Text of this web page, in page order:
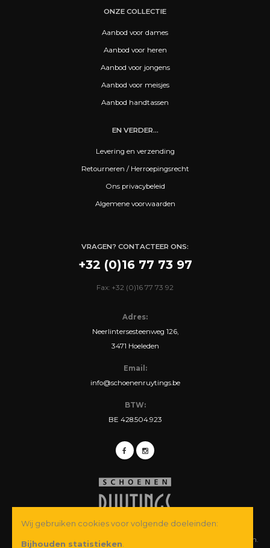
ONZE COLLECTIE
Aanbod voor dames
Aanbod voor heren
Aanbod voor jongens
Aanbod voor meisjes
Aanbod handtassen
EN VERDER...
Levering en verzending
Retourneren / Herroepingsrecht
Ons privacybeleid
Algemene voorwaarden
VRAGEN? CONTACTEER ONS:
+32 (0)16 77 73 97
Fax: +32 (0)16 77 73 92
Adres:
Neerlintersesteenweg 126,
3471 Hoeleden
Email:
info@schoenenruytings.be
BTW:
BE 428.504.923
© Copyright 2026 Schoenen Ruytings BVBA. Alle rechten voorbehouden.
Wij gebruiken cookies voor volgende doeleinden:
Bijhouden statistieken